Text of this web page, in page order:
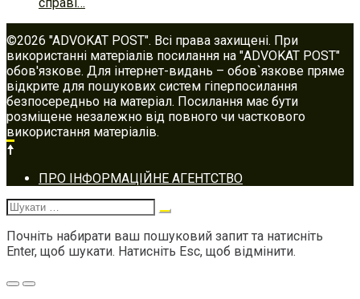
справі…
©2026 "ADVOKAT POST". Всі права захищені. При
використанні матеріалів посилання на "ADVOKAT POST"
обов'язкове. Для інтернет-видань – обов`язкове пряме
відкрите для пошукових систем гіперпосилання
безпосередньо на матеріал. Посилання має бути
розміщене незалежно від повного чи часткового
використання матеріалів.
Footer
navigation
ПРО ІНФОРМАЦІЙНЕ АГЕНТСТВО
Шукати:
Почніть набирати ваш пошуковий запит та натисніть
Enter, щоб шукати. Натисніть Esc, щоб відмінити.
Меню